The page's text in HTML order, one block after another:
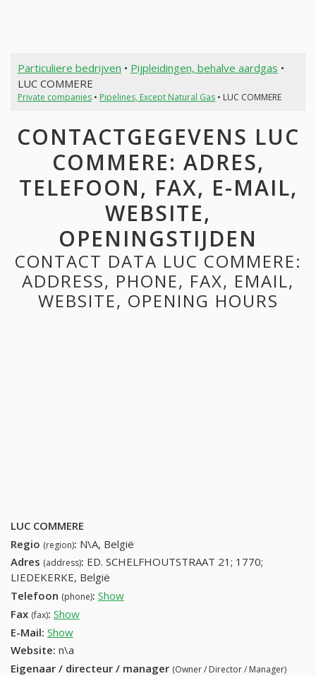
Particuliere bedrijven • Pijpleidingen, behalve aardgas •
LUC COMMERE
Private companies• Pipelines, Except Natural Gas• LUC COMMERE
CONTACTGEGEVENS LUC
COMMERE: ADRES,
TELEFOON, FAX, E-MAIL,
WEBSITE,
OPENINGSTIJDEN
CONTACT DATA LUC COMMERE:
ADDRESS, PHONE, FAX, EMAIL,
WEBSITE, OPENING HOURS
LUC COMMERE
Regio (region): N\A, België
Adres (address): ED. SCHELFHOUTSTRAAT 21; 1770;
LIEDEKERKE, België
Telefoon (phone): Show
Fax (fax): Show
E-Mail: Show
Website: n\a
Eigenaar / directeur / manager (Owner / Director / Manager)